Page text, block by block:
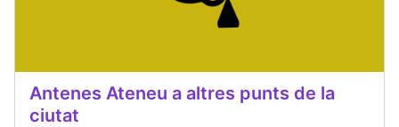
Antenes Ateneu a altres punts de la
ciutat